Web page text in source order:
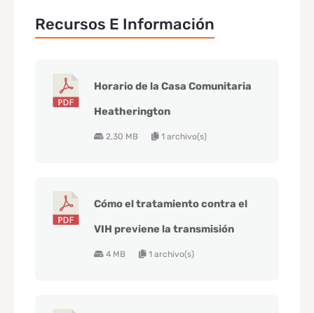
Recursos E Información
Horario de la Casa Comunitaria
Heatherington
2,30 MB 1 archivo(s)
Cómo el tratamiento contra el
VIH previene la transmisión
4 MB 1 archivo(s)